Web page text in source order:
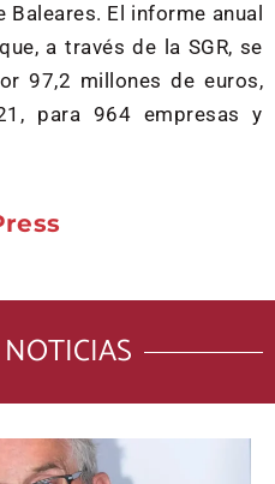
El informe anual
a través de la SGR, se
97,2 millones de euros,
para 964 empresas y